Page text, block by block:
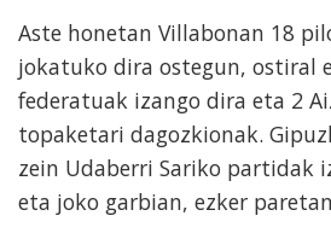
Aste honetan Villabonan 18
jokatuko dira ostegun, ostiral
federatuak izango dira eta 2
topaketari dagozkionak.
zein Udaberri Sariko partidak
eta joko garbian, ezker